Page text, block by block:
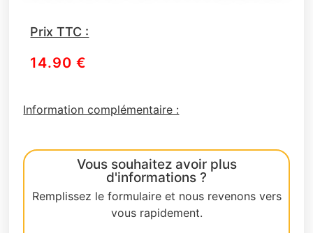
Prix TTC :
14.90€
Information complémentaire :
Vous souhaitez avoir plus
d'informations ?
Remplissez le formulaire et nous revenons vers
vous rapidement.